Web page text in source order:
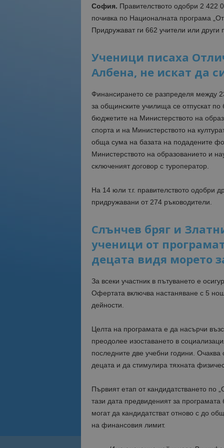
София. Правителството одобри 2 422
почивка по Националната програма
Придружават ги 662 учители или други
Ученици писаха
Албена, не искат да
Финансирането се разпределя между
за общинските училища се отпускат
бюджетите на Министерството на
спорта и на Министерството на
обща сума на базата на подадените
Министерството на образованието и
сключеният договор с туроператор.
На 14 юли т.г. правителството одобри
придружавани от 274 ръководители.
Слънчев бряг и
ученици от
децата видя морето
За всеки участник в пътуването е
Офертата включва настаняване с 5
дейности.
Целта на програмата е да насърчи
преодолее изоставането в
последните две учебни години.
децата и да стимулира тяхната
Първият етап от кандидатстването по
тази дата предвиденият за
могат да кандидатстват отново с до
на финансовия лимит.